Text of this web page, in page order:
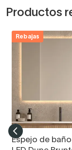
Productos
Rebajas
Espejo de